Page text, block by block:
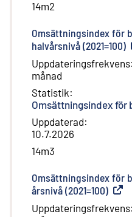
14m2
Omsättningsindex för
halvårsnivå (2021=100)
Uppdateringsfrekvens:
månad
Statistik:
Omsättningsindex för
Uppdaterad:
10.7.2026
14m3
Omsättningsindex för
årsnivå (2021=100)
Uppdateringsfrekvens: